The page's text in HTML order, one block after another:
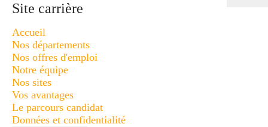
Site carrière
Accueil
Nos départements
Nos offres d'emploi
Notre équipe
Nos sites
Vos avantages
Le parcours candidat
Données et confidentialité